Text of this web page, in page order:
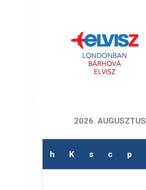
2026. AUGUSZTUS
h K s c p